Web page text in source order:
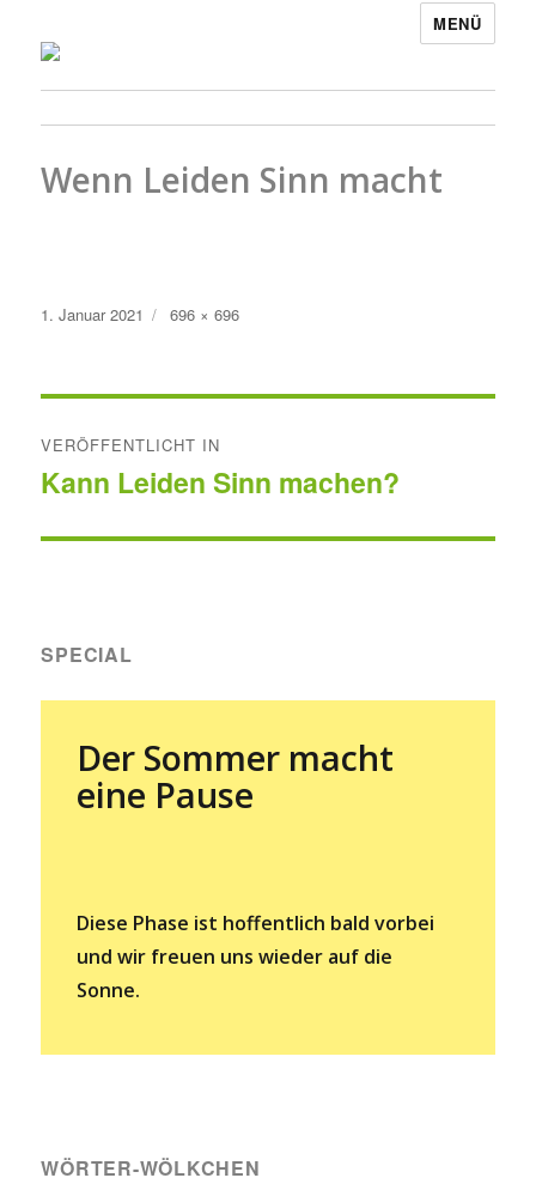
MENÜ
Wenn Leiden Sinn macht
Veröffentlicht
1. Januar 2021 Originalgröße
696 × 696
VERÖFFENTLICHT IN
Kann Leiden Sinn machen?
SPECIAL
Der Sommer macht
eine Pause
Diese Phase ist hoffentlich bald vorbei
und wir freuen uns wieder auf die
Sonne.
WÖRTER-WÖLKCHEN